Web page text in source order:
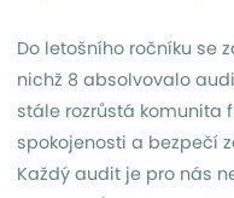
Do letošního ročníku se
nichž 8 absolvovalo
stále rozrůstá komunita
spokojenosti a bezpečí
Každý audit je pro nás